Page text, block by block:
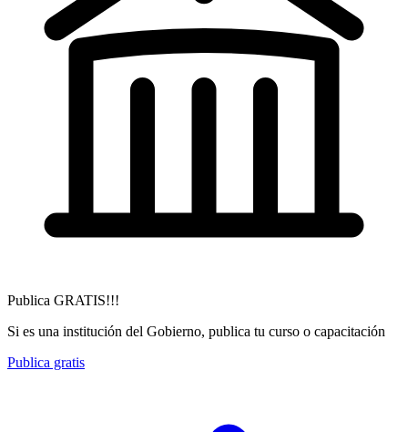
Publica GRATIS!!!
Si es una institución del Gobierno, publica tu curso o capacitación
Publica gratis